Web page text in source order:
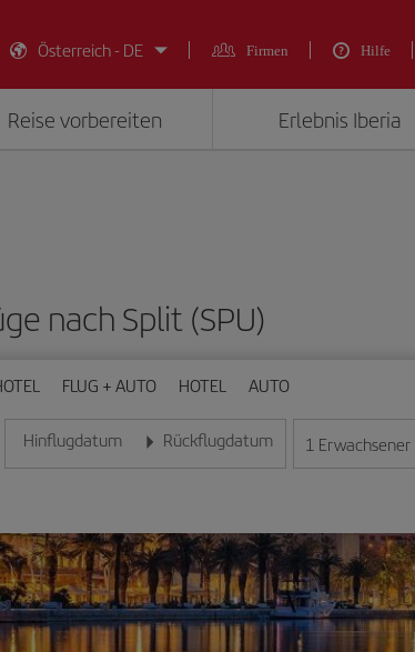
Österreich - DE
Firmen Hilfe
Reise vorbereiten Erlebnis Iberia
nach Split (SPU)
FLUG + AUTO HOTEL AUTO
Hinflugdatum
Geben Sie das Datum im Format Tag/Monat/Jahr ein
Rückflugdatum
Geben Sie das Datum im Format Tag/
1 Erwachsener